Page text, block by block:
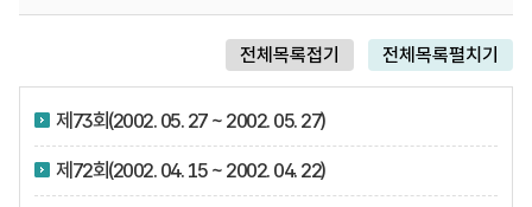
제73회(2002. 05. 27 ~ 2002. 05. 27)
제72회(2002. 04. 15 ~ 2002. 04. 22)
전체목록접기 전체목록펼치기